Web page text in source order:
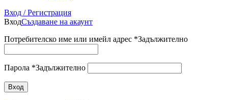
Вход / Регистрация
ВходСъздаване на акаунт
Потребителско име или имейл адрес *Задължително
Парола *Задължително
Вход